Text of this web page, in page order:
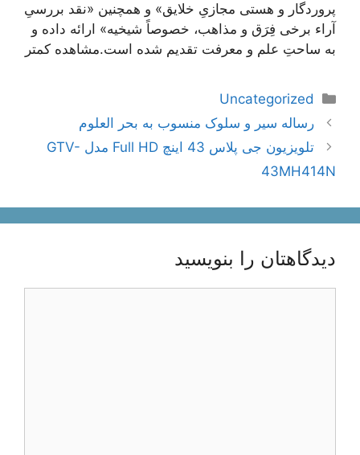
پروردگار و هستی مجازیِ خلایق» و همچنین «نقد بررسیِ
آراء برخی فِرَق و مذاهب، خصوصاً شیخیه» ارائه داده و
به ساحتِ علم و معرفت تقدیم شده است.مشاهده کمتر
دسته‌ها
Uncategorized
ناوبری
نوشته‌ها
رساله سیر و سلوک منسوب به بحر العلوم
تلویزیون جی پلاس 43 اینچ Full HD مدل GTV-
43MH414N
دیدگاهتان را بنویسید